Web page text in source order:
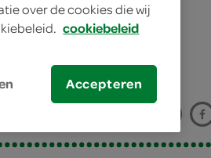
over de cookies die wij
cookiebeleid
Accepteren